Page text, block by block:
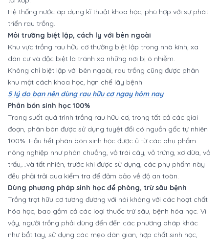
Hệ thống nước áp dụng kĩ thuật khoa học, phù hợp với sự phát
triển rau trồng.
Môi trường biệt lập, cách ly với bên ngoài
Khu vực trồng rau hữu cơ thường biệt lập trong nhà kính, xa
dân cư và đặc biệt là tránh xa những nơi bị ô nhiễm.
Không chỉ biệt lập với bên ngoài, rau trồng cũng được phân
khu một cách khoa học, hạn chế lây bệnh.
5 lý do bạn nên dùng rau hữu cơ ngay hôm nay
Phân bón sinh học 100%
Trong suốt quá trình trồng rau hữu cơ, trong tất cả các giai
đoạn, phân bón được sử dụng tuyệt đối có nguồn gốc tự nhiên
100%. Hầu hết phân bón sinh học được ủ từ các phụ phẩm
nông nghiệp như phân chuồng, vỏ trái cây, vỏ trứng, xơ dừa, vỏ
trấu,...và tất nhiên, trước khi được sử dụng, các phụ phẩm này
đều phải trải qua kiểm tra để đảm bảo về độ an toàn.
Dùng phương pháp sinh học để phòng, trừ sâu bệnh
Trồng trọt hữu cơ tương đương với nói không với các hoạt chất
hóa học, bao gồm cả các loại thuốc trừ sâu, bệnh hóa học. Vì
vậy, người trồng phải dùng đến đến các phương pháp khác
như bắt tay, sử dụng các mẹo dân gian, hợp chất sinh học,